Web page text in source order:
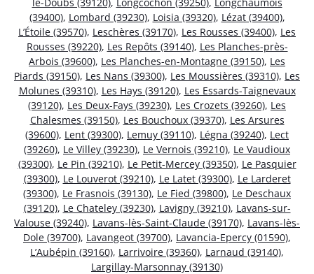
(39400), Lombard (39230), Loisia (39320), Lézat (39400),
L’Étoile (39570), Leschères (39170), Les Rousses (39400), Les
Rousses (39220), Les Repôts (39140), Les Planches-près-
Arbois (39600), Les Planches-en-Montagne (39150), Les
Piards (39150), Les Nans (39300), Les Moussières (39310), Les
Molunes (39310), Les Hays (39120), Les Essards-Taignevaux
(39120), Les Deux-Fays (39230), Les Crozets (39260), Les
Chalesmes (39150), Les Bouchoux (39370), Les Arsures
(39600), Lent (39300), Lemuy (39110), Légna (39240), Lect
(39260), Le Villey (39230), Le Vernois (39210), Le Vaudioux
(39300), Le Pin (39210), Le Petit-Mercey (39350), Le Pasquier
(39300), Le Louverot (39210), Le Latet (39300), Le Larderet
(39300), Le Frasnois (39130), Le Fied (39800), Le Deschaux
(39120), Le Chateley (39230), Lavigny (39210), Lavans-sur-
Valouse (39240), Lavans-lès-Saint-Claude (39170), Lavans-lès-
Dole (39700), Lavangeot (39700), Lavancia-Epercy (01590),
L’Aubépin (39160), Larrivoire (39360), Larnaud (39140),
Largillay-Marsonnay (39130)